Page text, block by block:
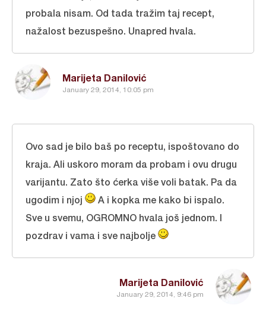
Marijeta Danilović
January 29, 2014, 10:05 pm
probala nisam. Od tada tražim taj recept,
nažalost bezuspešno. Unapred hvala.
Marijeta Danilović
January 29, 2014, 9:46 pm
Ovo sad je bilo baš po receptu, ispoštovano do
kraja. Ali uskoro moram da probam i ovu drugu
varijantu. Zato što ćerka više voli batak. Pa da
ugodim i njoj
A i kopka me kako bi ispalo.
Sve u svemu, OGROMNO hvala još jednom. I
pozdrav i vama i sve najbolje